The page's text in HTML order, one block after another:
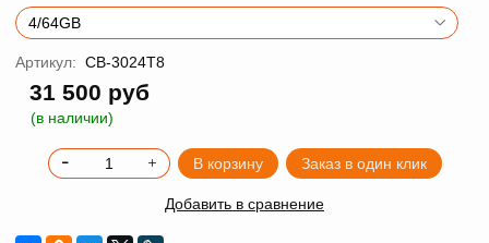
Артикул: CB-3024T8
31 500 руб
(в наличии)
В корзину Заказ в один клик
Добавить в сравнение